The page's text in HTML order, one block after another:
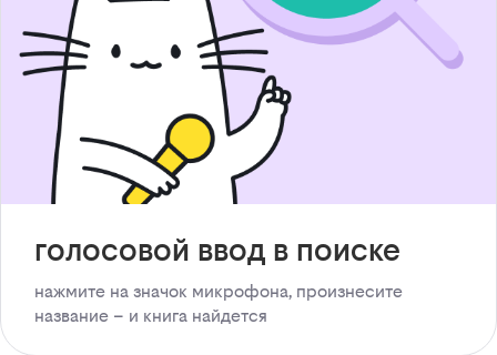
голосовой ввод в поиске
нажмите на значок микрофона, произнесите
название – и книга найдется